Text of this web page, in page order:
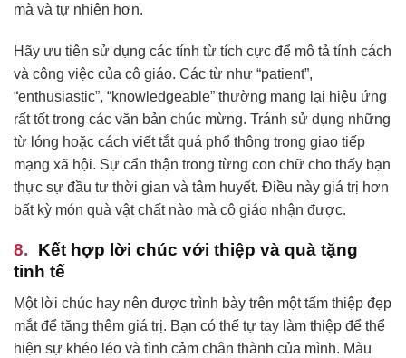
mà và tự nhiên hơn.
Hãy ưu tiên sử dụng các tính từ tích cực để mô tả tính cách
và công việc của cô giáo. Các từ như “patient”,
“enthusiastic”, “knowledgeable” thường mang lại hiệu ứng
rất tốt trong các văn bản chúc mừng. Tránh sử dụng những
từ lóng hoặc cách viết tắt quá phổ thông trong giao tiếp
mạng xã hội. Sự cẩn thận trong từng con chữ cho thấy bạn
thực sự đầu tư thời gian và tâm huyết. Điều này giá trị hơn
bất kỳ món quà vật chất nào mà cô giáo nhận được.
Kết hợp lời chúc với thiệp và quà tặng
tinh tế
Một lời chúc hay nên được trình bày trên một tấm thiệp đẹp
mắt để tăng thêm giá trị. Bạn có thể tự tay làm thiệp để thể
hiện sự khéo léo và tình cảm chân thành của mình. Màu